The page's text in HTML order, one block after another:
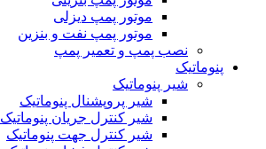
موتور پمپ دیزلی
موتور پمپ نفت و بنزین
نصب پمپ و تعمیر پمپ
پنوماتیک
شیر پنوماتیک
شیر پروپشنال پنوماتیک
شیر کنترل جریان پنوماتیک
شیر کنترل جهت پنوماتیک